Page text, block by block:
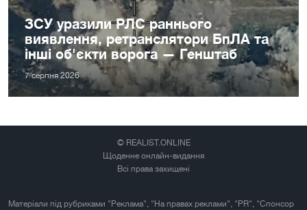
ЗСУ уразили РЛС раннього
виявлення, ретранслятори БпЛА та
інші об'єкти ворога — Генштаб
7 серпня 2026
© REALIST.ONLINE
Щоденне онлайн-видання
Всі права захищені
Матеріали під рубриками "Реклама", "На правах реклами", "PR", "Спонсор